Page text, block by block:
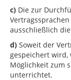
c) Die zur
ausschließlich
d) Soweit der
gespeichert
Möglichkeit zum
unterrichtet.